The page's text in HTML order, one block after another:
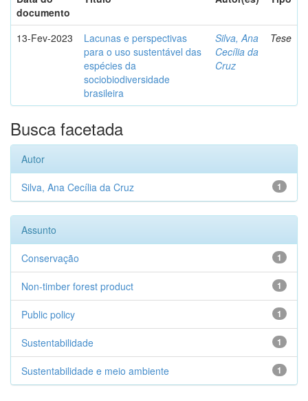
documento
13-Fev-2023
Lacunas e perspectivas
para o uso sustentável das
espécies da
sociobiodiversidade
brasileira
Silva, Ana
Cecília da
Cruz
Tese
Busca facetada
Autor
1
Silva, Ana Cecília da Cruz
Assunto
1
Conservação
1
Non-timber forest product
1
Public policy
1
Sustentabilidade
1
Sustentabilidade e meio ambiente